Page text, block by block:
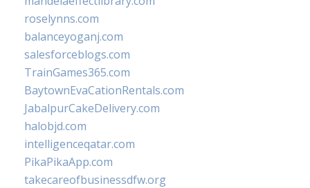
roselynns.com
balanceyoganj.com
salesforceblogs.com
TrainGames365.com
BaytownEvaCationRentals.com
JabalpurCakeDelivery.com
halobjd.com
intelligenceqatar.com
PikaPikaApp.com
takecareofbusinessdfw.org